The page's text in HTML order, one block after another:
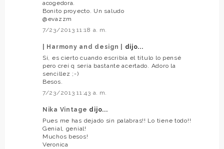
acogedora.
Bonito proyecto. Un saludo
@evazzm
7/23/2013 11:18 a. m.
| Harmony and design |
dijo...
Sí, es cierto cuando escribía el título lo pensé
pero creí q sería bastante acertado. Adoro la
sencillez ;-)
Besos.
7/23/2013 11:43 a. m.
Nika Vintage dijo...
Pues me has dejado sin palabras!! Lo tiene todo!!
Genial, genial!
Muchos besos!
Veronica